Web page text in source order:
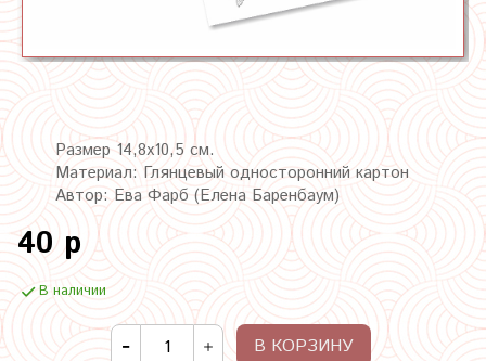
Размер 14,8х10,5 см.
Материал: Глянцевый односторонний картон
Автор: Ева Фарб (Елена Баренбаум)
40 р
В наличии
В КОРЗИНУ